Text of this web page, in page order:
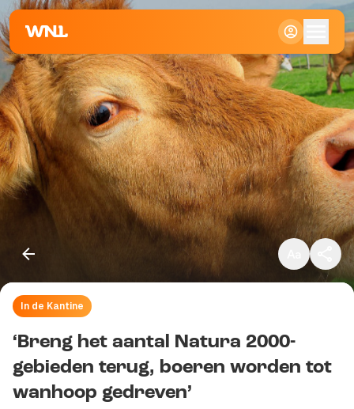
Klein
Standaard
Groot
In de Kantine
‘Breng het aantal Natura 2000-
gebieden terug, boeren worden tot
wanhoop gedreven’